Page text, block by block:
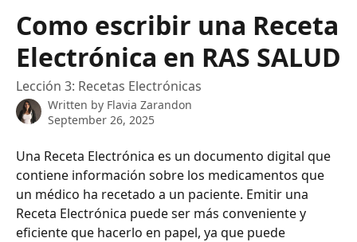
Como escribir una Receta
Electrónica en RAS SALUD
Lección 3: Recetas Electrónicas
Written by Flavia Zarandon
September 26, 2025
Una Receta Electrónica es un documento digital que
contiene información sobre los medicamentos que
un médico ha recetado a un paciente. Emitir una
Receta Electrónica puede ser más conveniente y
eficiente que hacerlo en papel, ya que puede